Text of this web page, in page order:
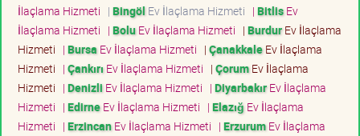
İlaçlama Hizmeti | Bingöl Ev İlaçlama Hizmeti | BitlisEv
İlaçlama Hizmeti | BoluEv İlaçlama Hizmeti | BurdurEv İlaçlama
Hizmeti | Bursa Ev İlaçlama Hizmeti | ÇanakkaleEv İlaçlama
Hizmeti | Çankırı Ev İlaçlama Hizmeti | ÇorumEv İlaçlama
Hizmeti | Denizli Ev İlaçlama Hizmeti | DiyarbakırEv İlaçlama
Hizmeti | EdirneEv İlaçlama Hizmeti | Elazığ Ev İlaçlama
Hizmeti | ErzincanEv İlaçlama Hizmeti | ErzurumEv İlaçlama